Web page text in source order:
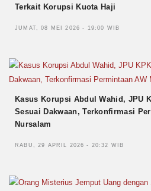
Terkait Korupsi Kuota Haji
JUMAT, 08 MEI 2026 - 19:00 WIB
Kasus Korupsi Abdul Wahid, JPU
Sesuai Dakwaan, Terkonfirmasi
Nursalam
RABU, 29 APRIL 2026 - 20:32 WIB